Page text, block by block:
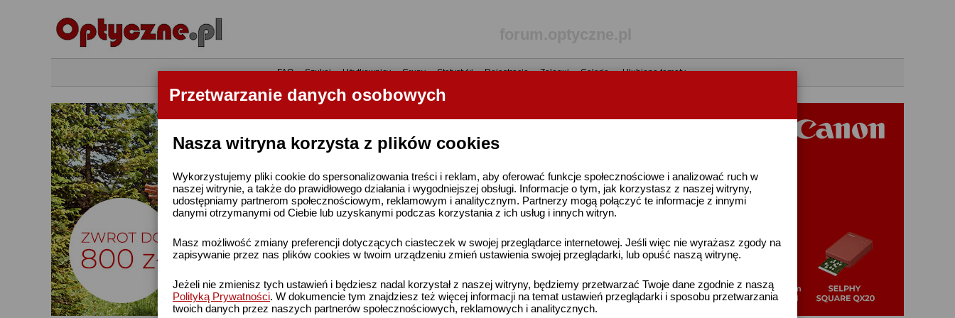
Przetwarzanie danych osobowych
Nasza witryna korzysta z plików cookies
Wykorzystujemy pliki cookie do spersonalizowania treści i reklam, aby oferować funkcje społecznościowe i analizować ruch w
naszej witrynie, a także do prawidłowego działania i wygodniejszej obsługi. Informacje o tym, jak korzystasz z naszej witryny,
udostępniamy partnerom społecznościowym, reklamowym i analitycznym. Partnerzy mogą połączyć te informacje z innymi
danymi otrzymanymi od Ciebie lub uzyskanymi podczas korzystania z ich usług i innych witryn.
Masz możliwość zmiany preferencji dotyczących ciasteczek w swojej przeglądarce internetowej. Jeśli więc nie wyrażasz zgody na
zapisywanie przez nas plików cookies w twoim urządzeniu zmień ustawienia swojej przeglądarki, lub opuść naszą witrynę.
Jeżeli nie zmienisz tych ustawień i będziesz nadal korzystał z naszej witryny, będziemy przetwarzać Twoje dane zgodnie z naszą
Polityką Prywatności. W dokumencie tym znajdziesz też więcej informacji na temat ustawień przeglądarki i sposobu przetwarzania
twoich danych przez naszych partnerów społecznościowych, reklamowych i analitycznych.
•FAQ•Szukaj•Użytkownicy•Grupy•Statystyki•Rejestracja•Zaloguj•Galerie• Ulubione tematy